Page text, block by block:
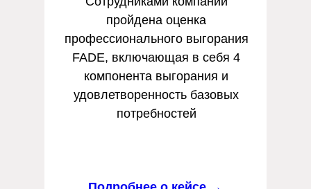
пройдена оценка
профессионального выгорания
FADE, включающая в себя 4
компонента выгорания и
удовлетворенность базовых
потребностей